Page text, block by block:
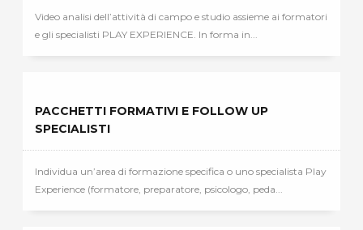
Video analisi dell’attività di campo e studio assieme ai formatori
e gli specialisti PLAY EXPERIENCE. In forma in...
PACCHETTI FORMATIVI E FOLLOW UP
SPECIALISTI
Individua un’area di formazione specifica o uno specialista Play
Experience (formatore, preparatore, psicologo, peda...